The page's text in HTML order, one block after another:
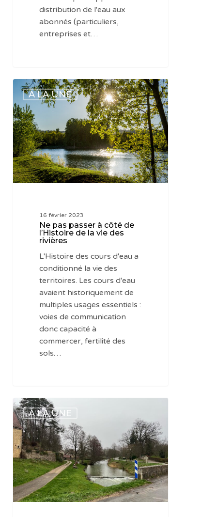
distribution de l'eau aux
abonnés (particuliers,
entreprises et…
Ne
pas
passer
à
côté
de
l’Histoire
de
la
A LA UNE
16 février 2023
Ne pas passer à côté de
l’Histoire de la vie des
rivières
L'Histoire des cours d'eau a
conditionné la vie des
territoires. Les cours d'eau
avaient historiquement de
multiples usages essentiels :
voies de communication
donc capacité à
commercer, fertilité des
sols…
Mieux
connaitre
la
vie
parfois
mystérieuse
des
rivières
A LA UNE